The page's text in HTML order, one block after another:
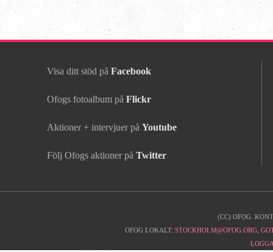
Visa ditt stöd på Facebook
Ofogs fotoalbum på Flickr
Aktioner + intervjuer på Youtube
Följ Ofogs aktioner på Twitter
(CC) OFOG.
OFOG LOKALT:STOCKHOLM@OFOG.ORG ,